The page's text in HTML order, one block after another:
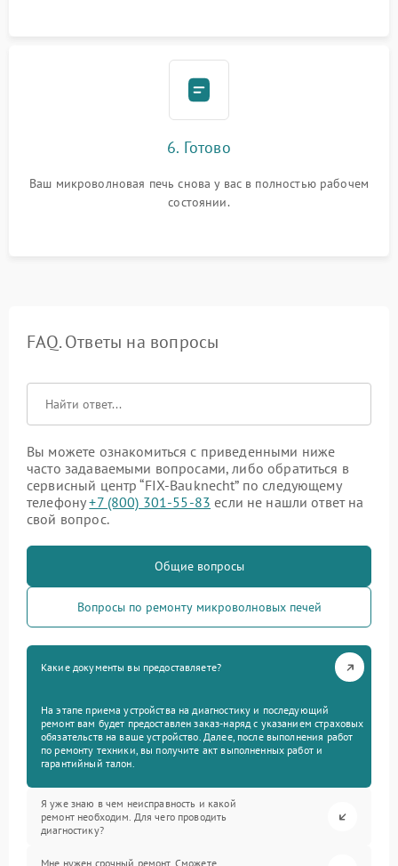
6. Готово
Ваш микроволновая печь снова у вас в полностью рабочем
состоянии.
FAQ. Ответы на вопросы
Вы можете ознакомиться с приведенными ниже
часто задаваемыми вопросами, либо обратиться в
сервисный центр “FIX-Bauknecht” по следующему
телефону+7 (800) 301-55-83 если не нашли ответ на
свой вопрос.
Общие вопросы
Вопросы по ремонту микроволновых печей
Какие документы вы предоставляете?
На этапе приема устройства на диагностику и последующий
ремонт вам будет предоставлен заказ-наряд с указанием страховых
обязательств на ваше устройство. Далее, после выполнения работ
по ремонту техники, вы получите акт выполненных работ и
гарантийный талон.
Я уже знаю в чем неисправность и какой
ремонт необходим. Для чего проводить
диагностику?
Мне нужен срочный ремонт. Сможете